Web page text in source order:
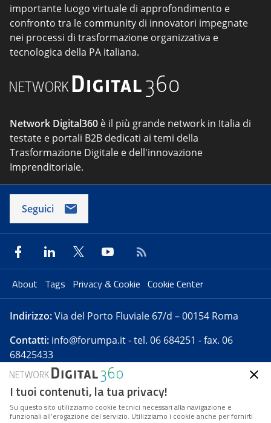
importante luogo virtuale di approfondimento e
confronto tra le community di innovatori impegnate
nei processi di trasformazione organizzativa e
tecnologica della PA italiana.
Network Digital360 è il più grande network in Italia di
testate e portali B2B dedicati ai temi della
Trasformazione Digitale e dell'innovazione
Imprenditoriale.
Seguici
About Tags Privacy & Cookie Cookie Center
Indirizzo:Via del Porto Fluviale 67/d – 00154 Roma
Contatti: info@forumpa.it- tel. 06 684251 - fax. 06
68425433
Forumpa.itè una pubblicazione telematica iscritta
presso Registro della stampa del Tribunale di Roma -
Reg. n. 182 del 2 maggio 2008 - Direttore resp. Michela
I tuoi contenuti, la tua privacy!
Su questo sito utilizziamo cookie tecnici necessari alla navigazione e
funzionali all’erogazione del servizio. Utilizziamo i cookie anche per fornirti